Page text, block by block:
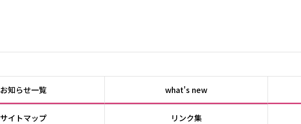
お知らせ一覧 what's new
サイトマップ リンク集